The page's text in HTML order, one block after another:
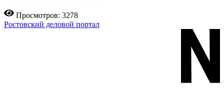
Просмотров: 3278
Ростовский деловой портал